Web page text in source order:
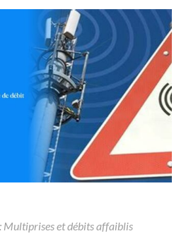
Multiprises et débits affaiblis